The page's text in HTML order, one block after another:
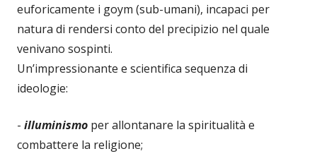
euforicamente i goym (sub-umani), incapaci per
natura di rendersi conto del precipizio nel quale
venivano sospinti.
Un’impressionante e scientifica sequenza di
ideologie:
- illuminismo per allontanare la spiritualità e
combattere la religione;